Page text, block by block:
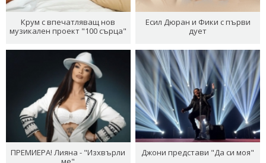
Крум с впечатляващ нов
музикален проект "100 сърца"
Есил Дюран и Фики с първи
дует
ПРЕМИЕРА! Лияна - "Изхвърли
Джони представи "Да си моя"